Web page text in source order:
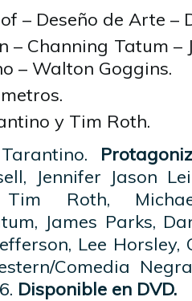
– Deseño de Arte –
– Channing Tatum –
– Walton Goggins.
y Tim Roth.
Jennifer Jason
Roth,
James Parks,
Lee
Comedia
Disponible en DVD.